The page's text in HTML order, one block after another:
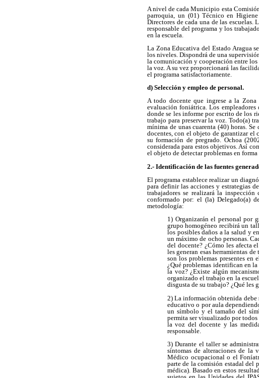
A nivel de cada Municipio esta
parroquia, un (01) Técnico en
Directores de cada una de las
responsable del programa y los
en la escuela.
La Zona Educativa del Estado Aragua
los niveles. Dispondrá de una
la comunicación y cooperación entre
la voz. A su vez proporcionará las
el programa satisfactoriamente.
d) Selección y empleo de personal.
A todo docente que ingrese a la
evaluación foniátrica. Los
donde se les informe por escrito de los
trabajo para preservar la voz. Todo(a)
mínima de unas cuarenta (40) horas.
docentes, con el objeto de garantizar el
su formación de pregrado. Ochoa
considerada para estos objetivos. Así
el objeto de detectar problemas en
2.- Identificación de las fuentes
El programa establece realizar un
para definir las acciones y estrategias
trabajadores se realizará la
conformado por: el (la) Delegado(a)
metodología:
1) Organizarán el personal por
grupo homogéneo recibirá un
los posibles daños a la salud y
un máximo de ocho personas.
del docente? ¿Cómo les afecta
les generan esas herramientas
son los problemas presentes en
¿Qué problemas identifican en
la voz? ¿Existe algún
organizado el trabajo en la
disgusta de su trabajo? ¿Qué les
2) La información obtenida debe
educativo o por aula
un símbolo y el tamaño del
permita ser visualizado por
la voz del docente y las
responsable.
3) Durante el taller se
síntomas de alteraciones de la
Médico ocupacional o el
parte de la comisión estadal del
médica). Basado en estos